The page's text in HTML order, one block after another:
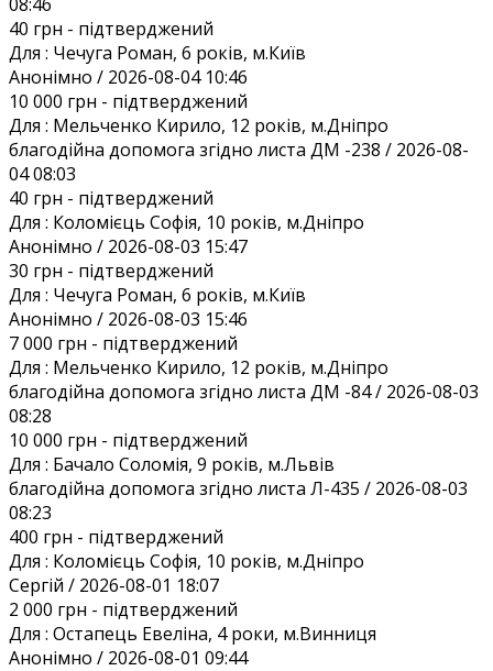
40 грн - підтверджений
Для : Чечуга Роман, 6 років, м.Київ
Анонiмно / 2026-08-04 10:46
10 000 грн - підтверджений
Для : Мельченко Кирило, 12 років, м.Дніпро
благодійна допомога згідно листа ДМ -238 / 2026-08-
04 08:03
40 грн - підтверджений
Для : Коломієць Софія, 10 років, м.Дніпро
Анонiмно / 2026-08-03 15:47
30 грн - підтверджений
Для : Чечуга Роман, 6 років, м.Київ
Анонiмно / 2026-08-03 15:46
7 000 грн - підтверджений
Для : Мельченко Кирило, 12 років, м.Дніпро
благодійна допомога згідно листа ДМ -84 / 2026-08-03
08:28
10 000 грн - підтверджений
Для : Бачало Соломія, 9 років, м.Львів
благодійна допомога згідно листа Л-435 / 2026-08-03
08:23
400 грн - підтверджений
Для : Коломієць Софія, 10 років, м.Дніпро
Сергій / 2026-08-01 18:07
2 000 грн - підтверджений
Для : Остапець Евеліна, 4 роки, м.Винниця
Анонiмно / 2026-08-01 09:44